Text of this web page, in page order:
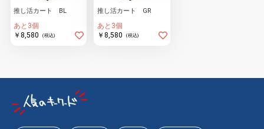
推し活カート BL
あと3個
￥8,580
(税込)
推し活カート GR
あと3個
￥8,580
(税込)